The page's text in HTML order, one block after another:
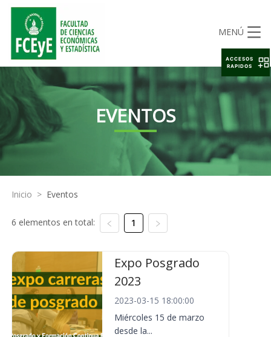
MENÚ
EVENTOS
Inicio > Eventos
6 elementos en total: 1
Expo Posgrado
2023
2023-03-15 18:00:00
Miércoles 15 de marzo
desde la...
ACCESOS
RAPIDOS